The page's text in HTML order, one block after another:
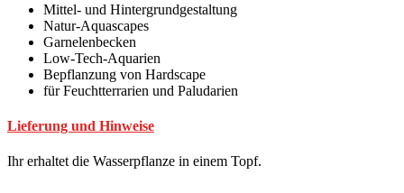
Mittel- und Hintergrundgestaltung
Natur-Aquascapes
Garnelenbecken
Low-Tech-Aquarien
Bepflanzung von Hardscape
für Feuchtterrarien und Paludarien
Lieferung und Hinweise
Ihr erhaltet die Wasserpflanze in einem Topf.